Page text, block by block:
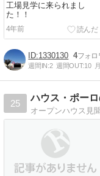
工場見学に来られまし
た！！
4年前
1330130 4
週間IN:2 週間OUT:10
25
ハウス・ポー